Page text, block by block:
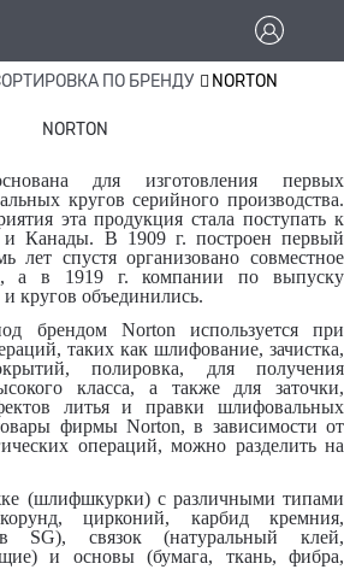
ПО БРЕНДУ NORTON
NORTON
для изготовления первых
кругов серийного производства.
эта продукция стала поступать к
Канады. В 1909 г. построен первый
лет спустя организовано совместное
а в 1919 г. компании по выпуску
кругов объединились.
брендом Norton используется при
таких как шлифование, зачистка,
полировка, для получения
класса, а также для заточки,
литья и правки шлифовальных
фирмы Norton, в зависимости от
операций, можно разделить на
(шлифшкурки) с различными типами
цирконий, карбид кремния,
SG), связок (натуральный клей,
и основы (бумага, ткань, фибра,